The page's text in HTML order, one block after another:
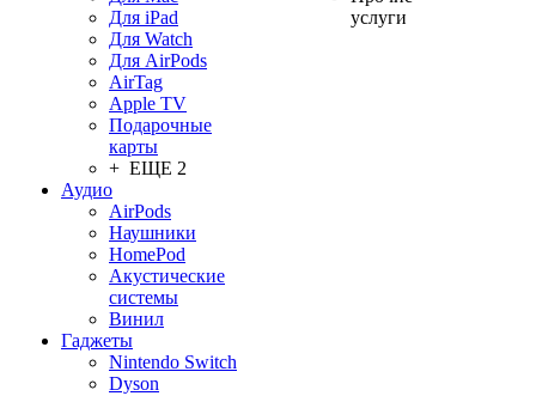
Для iPad
Для Watch
Для AirPods
AirTag
Apple TV
Подарочные
карты
+ ЕЩЕ 2
Аудио
AirPods
Наушники
HomePod
Акустические
системы
Винил
Гаджеты
Nintendo Switch
Dyson
услуги